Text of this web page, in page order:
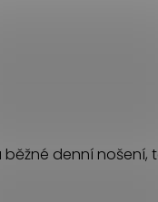
denní